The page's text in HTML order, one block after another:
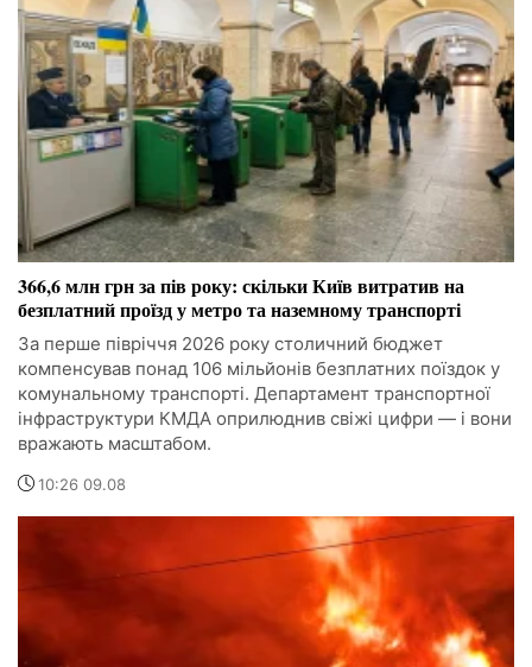
366,6 млн грн за пів року: скільки Київ витратив на
безплатний проїзд у метро та наземному транспорті
За перше півріччя 2026 року столичний бюджет
компенсував понад 106 мільйонів безплатних поїздок у
комунальному транспорті. Департамент транспортної
інфраструктури КМДА оприлюднив свіжі цифри — і вони
вражають масштабом.
10:26 09.08